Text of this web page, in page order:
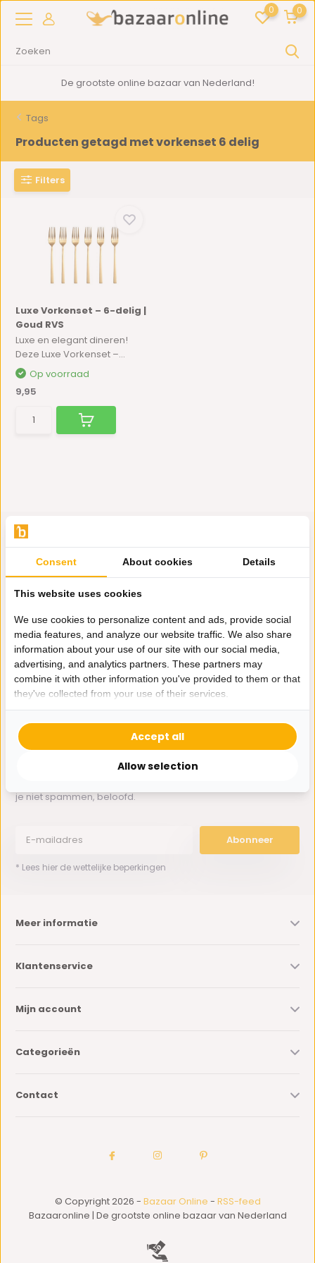
0 0
De grootste online bazaar van Nederland!
Tags
Producten getagd met vorkenset 6 delig
Filters
Luxe Vorkenset – 6-delig |
Goud RVS
Luxe en elegant dineren!
Deze Luxe Vorkenset –...
Op voorraad
9,95
Hulp nodig?
Wij zitten voor je klaar.
Whatsapp ons
0162-231130
klantenservice@bazaaronline.nl
je niet spammen, beloofd.
Abonneer
* Lees hier de wettelijke beperkingen
Meer informatie
Klantenservice
Mijn account
Categorieën
Contact
© Copyright 2026 - Bazaar Online - RSS-feed
Bazaaronline | De grootste online bazaar van Nederland
Consent About cookies Details
This website uses cookies
We use cookies to personalize content and ads, provide social
media features, and analyze our website traffic. We also share
information about your use of our site with our social media,
advertising, and analytics partners. These partners may
combine it with other information you've provided to them or that
they've collected from your use of their services.
Allow selection
Accept all